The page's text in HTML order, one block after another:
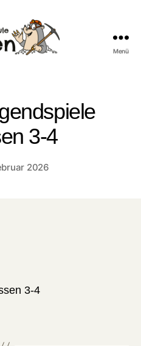
Menü
3-4
2026
3-4